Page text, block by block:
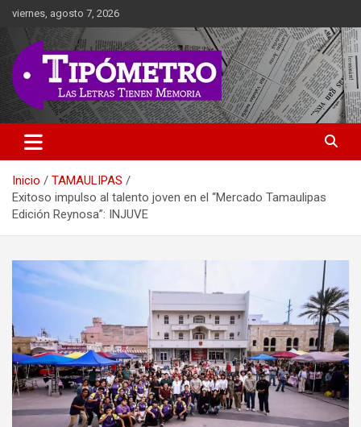
Saltar
contenido
viernes, agosto 7, 2026
Tipometro
Las Letras Tienen Memoria
Inicio
TAMAULIPAS
Exitoso impulso al talento joven en el “Mercado Tamaulipas
Edición Reynosa”: INJUVE